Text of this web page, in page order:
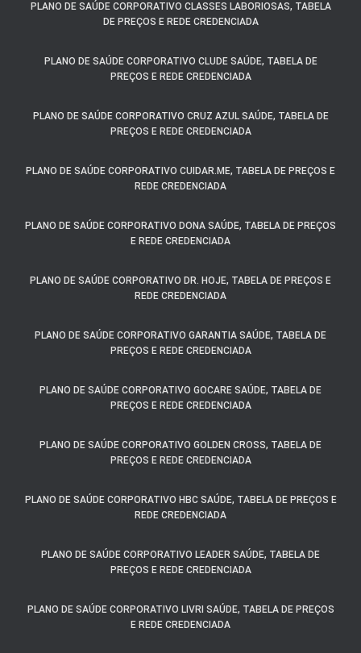
PLANO DE SAÚDE CORPORATIVO CLASSES LABORIOSAS, TABELA
DE PREÇOS E REDE CREDENCIADA
PLANO DE SAÚDE CORPORATIVO CLUDE SAÚDE, TABELA DE
PREÇOS E REDE CREDENCIADA
PLANO DE SAÚDE CORPORATIVO CRUZ AZUL SAÚDE, TABELA DE
PREÇOS E REDE CREDENCIADA
PLANO DE SAÚDE CORPORATIVO CUIDAR.ME, TABELA DE PREÇOS E
REDE CREDENCIADA
PLANO DE SAÚDE CORPORATIVO DONA SAÚDE, TABELA DE PREÇOS
E REDE CREDENCIADA
PLANO DE SAÚDE CORPORATIVO DR. HOJE, TABELA DE PREÇOS E
REDE CREDENCIADA
PLANO DE SAÚDE CORPORATIVO GARANTIA SAÚDE, TABELA DE
PREÇOS E REDE CREDENCIADA
PLANO DE SAÚDE CORPORATIVO GOCARE SAÚDE, TABELA DE
PREÇOS E REDE CREDENCIADA
PLANO DE SAÚDE CORPORATIVO GOLDEN CROSS, TABELA DE
PREÇOS E REDE CREDENCIADA
PLANO DE SAÚDE CORPORATIVO HBC SAÚDE, TABELA DE PREÇOS E
REDE CREDENCIADA
PLANO DE SAÚDE CORPORATIVO LEADER SAÚDE, TABELA DE
PREÇOS E REDE CREDENCIADA
PLANO DE SAÚDE CORPORATIVO LIVRI SAÚDE, TABELA DE PREÇOS
E REDE CREDENCIADA